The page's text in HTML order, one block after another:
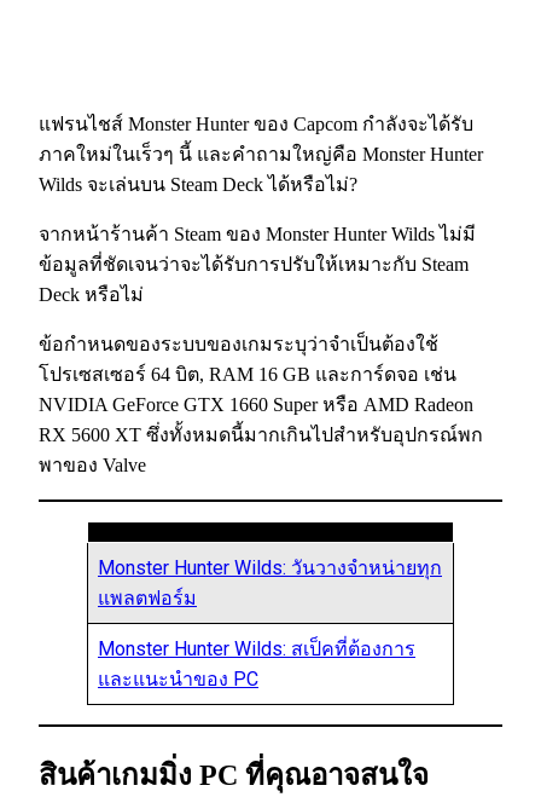
แฟรนไชส์ Monster Hunter ของ Capcom กำลังจะได้รับ
ภาคใหม่ในเร็วๆ นี้ และคำถามใหญ่คือ Monster Hunter
Wilds จะเล่นบน Steam Deck ได้หรือไม่?
จากหน้าร้านค้า Steam ของ Monster Hunter Wilds ไม่มี
ข้อมูลที่ชัดเจนว่าจะได้รับการปรับให้เหมาะกับ Steam
Deck หรือไม่
ข้อกำหนดของระบบของเกมระบุว่าจำเป็นต้องใช้
โปรเซสเซอร์ 64 บิต, RAM 16 GB และการ์ดจอ เช่น
NVIDIA GeForce GTX 1660 Super หรือ AMD Radeon
RX 5600 XT ซึ่งทั้งหมดนี้มากเกินไปสำหรับอุปกรณ์พก
พาของ Valve
Monster Hunter Wilds: วันวางจำหน่ายทุก
แพลตฟอร์ม
Monster Hunter Wilds: สเป็คที่ต้องการ
และแนะนำของ PC
สินค้าเกมมิ่ง PC ที่คุณอาจสนใจ